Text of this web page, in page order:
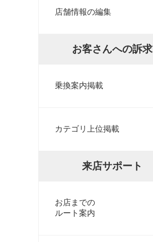
店舗情報の編集
お客さんへの訴求
乗換案内掲載
カテゴリ上位掲載
来店サポート
お店までの
ルート案内